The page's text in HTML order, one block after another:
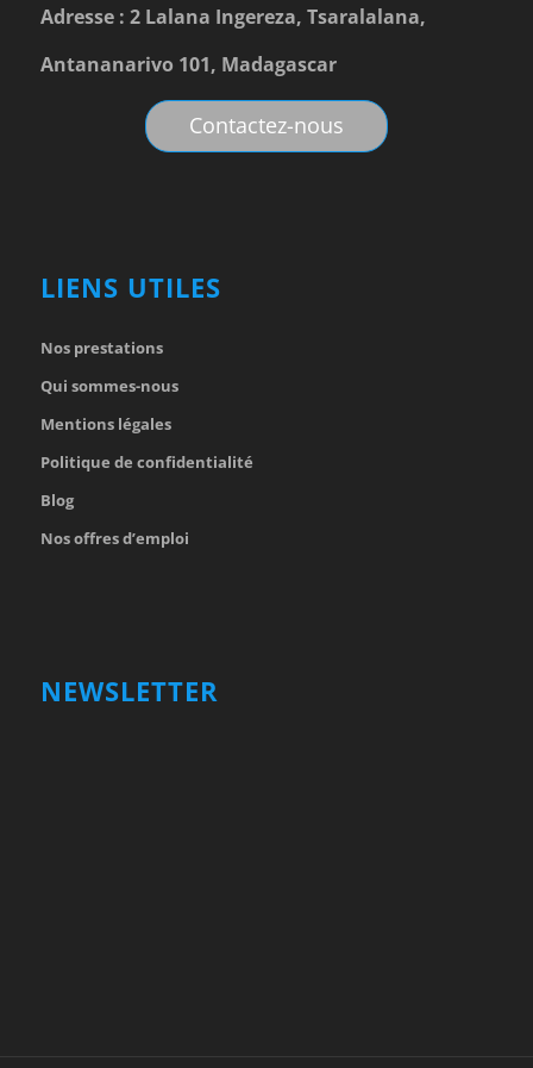
Adresse : 2 Lalana Ingereza, Tsaralalana,
Antananarivo 101, Madagascar
Contactez-nous
LIENS UTILES
Nos prestations
Qui sommes-nous
Mentions légales
Politique de confidentialité
Blog
Nos offres d’emploi
NEWSLETTER